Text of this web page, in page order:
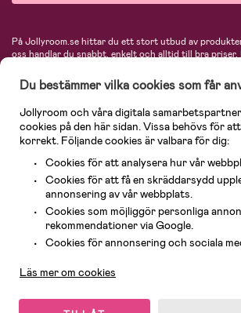
På Jollyroom.se hittar du ett stort utbud av
oss handlar du snabbt, enkelt och alltid till bra priser.
hos oss. I vårt sortiment hittar du barnvagnar,
baby, produkter för mamman, massor av inspirerande
varumärken så som Britax, Maxi-Cosi, Baby Jogger,
KidKraft, Ergobaby, Philips Avent, Neonate, Cybex,
Välkommen in och kika runt i Nordens största barn-
© 2026 Jollyroom AB. Alla rättigheter
Du bestämmer vilka cookies som får
Jollyroom och våra digitala
cookies på den här sidan. Vissa behövs för
korrekt. Följande cookies är valbara för dig:
Cookies för att analysera hur vår
Cookies för att få en skräddarsydd
annonsering av vår webbplats.
Cookies som möjliggör personliga
rekommendationer via Google.
Cookies för annonsering och sociala
Läs mer om cookies